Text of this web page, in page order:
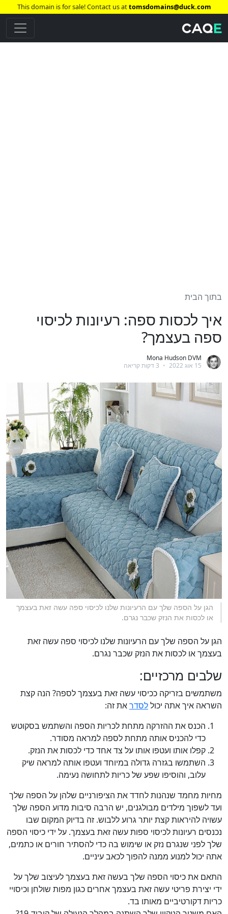
This domain is for sale! Contact us attomsdomains@duck.com
בתוך הבית
איך לכסות ספה: רעיונות לכיסוי
ספה בעצמך?
Mona Hudson DVM
15 אוג 2022
•
הגן על הספה שלך עם הרעיונות שלנו לכיסוי ספה עשה זאת בעצמך
או לכסות את הנזק שכבר נגרם.
הגן על הספה שלך עם הרעיונות שלנו לכיסוי ספה עשה זאת
בעצמך או לכסות את הנזק שכבר נגרם.
שלבים מרכזיים:
משתמשים בזריקה ככיסוי עשה זאת בעצמך לספה? הנה קצת
השראה איך אתה יכוללסדראת זה:
הכנס את ההזרקה מתחת לכריות הספה והשתמש בסקוטש
כדי להכניס אותה מתחת לספה למראה מסודר.
קפלו אותו ועטפו אותו על צד אחד כדי לכסות את הנזק.
השתמשו בגזרה גדולה במיוחד ועטפו אותה למראה שיק
עלוב, והוסיפו שפע של כריות לתחושה נעימה.
מחיות מחמד שנהנות לחדד את הציפורניים שלהן על הספה שלך
ועד לשפוך מילדים מבולגנים, יש הרבה סיבות מדוע הספה שלך
עשויה להיראות קצת יותר גרוע ללבוש. זה בדיוק המקום שבו
נכנסים רעיונות לכיסוי ספות עשה זאת בעצמך. על ידי כיסוי הספה
שלך לפני שנגרם נזק או שימוש בה כדי להסתיר חורים או כתמים,
אתה יכול למנוע ממנה להפוך לכאב עיניים.
התאם את כיסוי הספה שלך בעשה זאת בעצמך לעיצוב שלך על
ידי יצירת פריטי עשה זאת בעצמך אחרים כגון מפות שולחן וכיסויי
כריות דקורטיביים מאותו בד.